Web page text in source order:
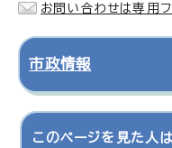
お問い合わせは専用フ
市政情報
このページを見た人